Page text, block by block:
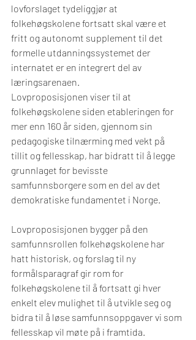
lovforslaget tydeliggjør at
folkehøgskolene fortsatt skal være et
fritt og autonomt supplement til det
formelle utdanningssystemet der
internatet er en integrert del av
læringsarenaen.
Lovproposisjonen viser til at
folkehøgskolene siden etableringen for
mer enn 160 år siden, gjennom sin
pedagogiske tilnærming med vekt på
tillit og fellesskap, har bidratt til å legge
grunnlaget for bevisste
samfunnsborgere som en del av det
demokratiske fundamentet i Norge.
Lovproposisjonen bygger på den
samfunnsrollen folkehøgskolene har
hatt historisk, og forslag til ny
formålsparagraf gir rom for
folkehøgskolene til å fortsatt gi hver
enkelt elev mulighet til å utvikle seg og
bidra til å løse samfunnsoppgaver vi som
fellesskap vil møte på i framtida.